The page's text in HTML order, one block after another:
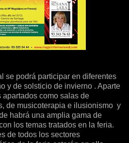
se podrá participar en diferentes
y de solsticio de invierno . Aparte
como salas de
de musicoterapia e ilusionismo y
habrá una amplia gama de
los temas tratados en la feria.
de todos los sectores